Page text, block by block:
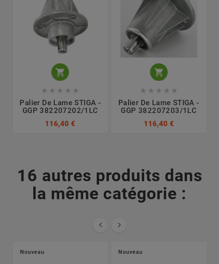

    
Palier De Lame STIGA -
GGP 382207202/1LC
116,40 €

    
Palier De Lame STIGA -
GGP 382207203/1LC
116,40 €
16 autres produits dans
la même catégorie :
 
Nouveau Nouveau